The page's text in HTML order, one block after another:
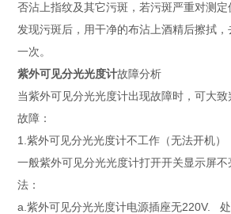
否沾上指纹及其它污斑，若污斑严重对测定
发现污斑后，用干净的布沾上酒精后擦拭
一次。
紫外可见分光光度计故障分析
当紫外可见分光光度计出现故障时，可大
故障：
1.紫外可见分光光度计不工作（无法开机）
一般紫外可见分光光度计打开开关显示屏
法：
a.紫外可见分光光度计电源插座无220V.